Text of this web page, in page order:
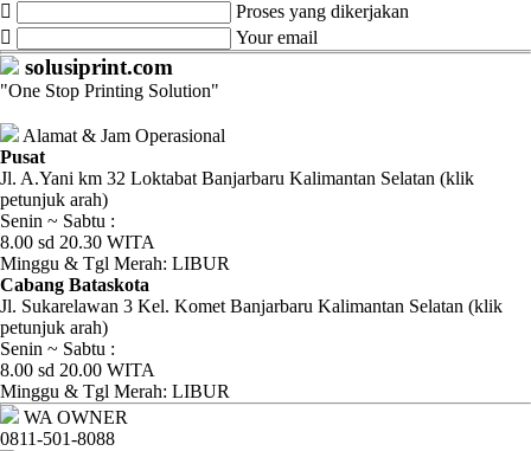
Riwayat
Transaksi
Tagihan
Berjalan
Pembayaran
Pendapatan
Fee
Ganti
Password
Logout
Proses yang dikerjakan
Your email
solusiprint.com
"One Stop Printing Solution"
Alamat & Jam Operasional
Pusat
Jl. A.Yani km 32 Loktabat Banjarbaru Kalimantan Selatan (klik
petunjuk arah)
Senin ~ Sabtu :
8.00 sd 20.30 WITA
Minggu & Tgl Merah: LIBUR
Cabang Bataskota
Jl. Sukarelawan 3 Kel. Komet Banjarbaru Kalimantan Selatan (klik
petunjuk arah)
Senin ~ Sabtu :
8.00 sd 20.00 WITA
Minggu & Tgl Merah: LIBUR
WA OWNER
0811-501-8088